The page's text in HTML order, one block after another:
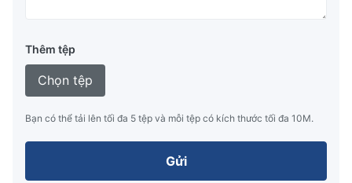
Thêm tệp
Chọn tệp
Bạn có thể tải lên tối đa 5 tệp và mỗi tệp có kích thước tối đa 10M.
Gửi